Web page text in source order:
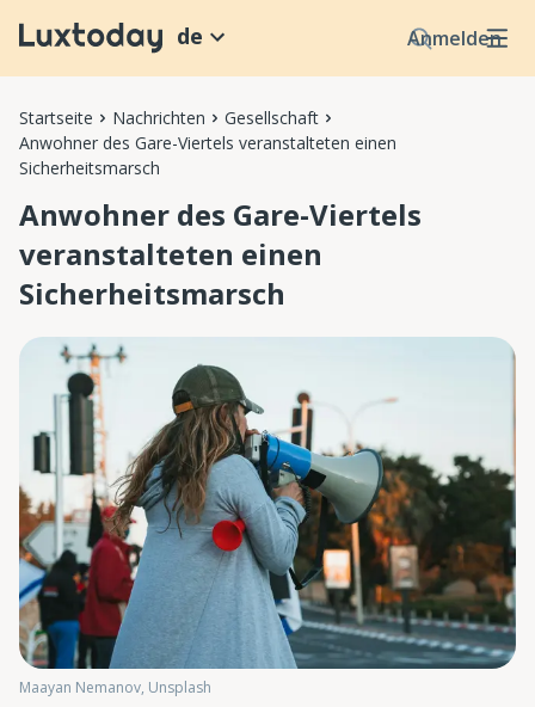
Anmelden
de
Startseite Nachrichten
Gesellschaft
Anwohner des Gare-Viertels veranstalteten einen
Sicherheitsmarsch
Anwohner des Gare-Viertels
veranstalteten einen
Sicherheitsmarsch
Maayan Nemanov, Unsplash